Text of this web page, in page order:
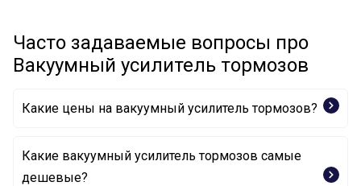
Часто задаваемые вопросы про
Вакуумный усилитель тормозов
Какие цены на вакуумный усилитель тормозов?
Какие вакуумный усилитель тормозов самые
дешевые?